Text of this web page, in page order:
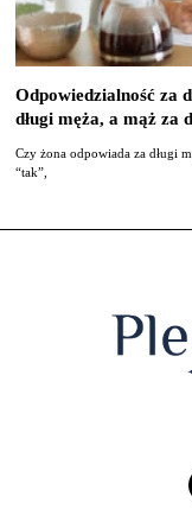
Odpowiedzialność za
długi męża, a mąż za
Czy żona odpowiada za długi
“tak”,